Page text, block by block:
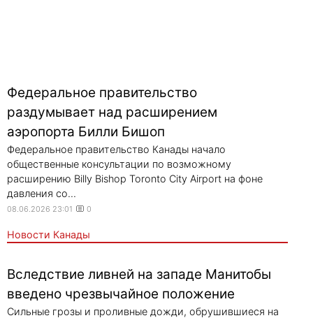
Федеральное правительство
раздумывает над расширением
аэропорта Билли Бишоп
Федеральное правительство Канады начало
общественные консультации по возможному
расширению Billy Bishop Toronto City Airport на фоне
давления со...
08.06.2026 23:01 0
Новости Канады
Вследствие ливней на западе Манитобы
введено чрезвычайное положение
Сильные грозы и проливные дожди, обрушившиеся на